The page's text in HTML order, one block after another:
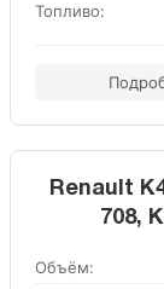
Топливо:
Renault
708,
Объём: